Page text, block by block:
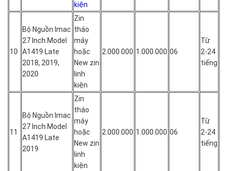
kiện
10
Bộ Nguồn Imac
27 Inch Model
A1419 Late
2018, 2019,
2020
Zin
tháo
máy
hoặc
New zin
linh
kiện
2.000.000 1.000.000 06
Từ
2-24
tiếng
11
Bộ Nguồn Imac
27 Inch Model
A1419 Late
2019
Zin
tháo
máy
hoặc
New zin
linh
kiện
2.000.000 1.000.000 06
Từ
2-24
tiếng